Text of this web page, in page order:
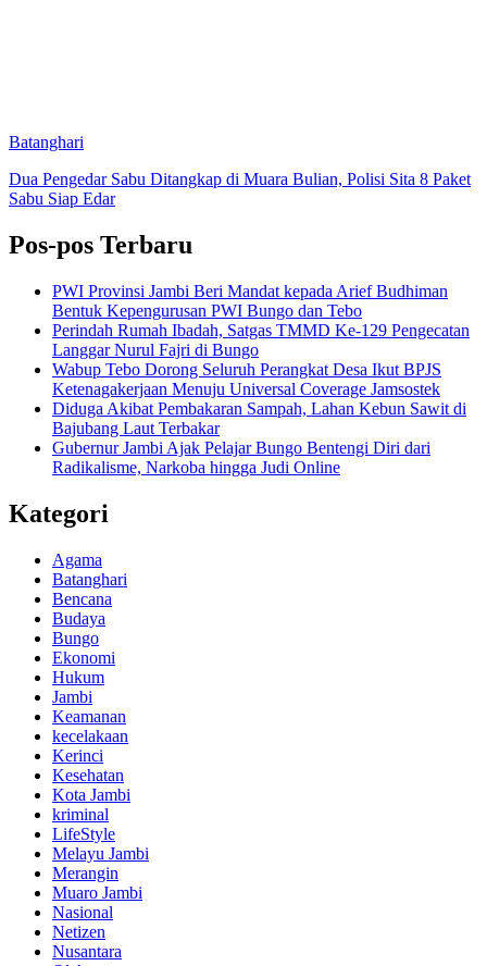
Batanghari
Dua Pengedar Sabu Ditangkap di Muara Bulian, Polisi Sita 8 Paket
Sabu Siap Edar
Pos-pos Terbaru
PWI Provinsi Jambi Beri Mandat kepada Arief Budhiman
Bentuk Kepengurusan PWI Bungo dan Tebo
Perindah Rumah Ibadah, Satgas TMMD Ke-129 Pengecatan
Langgar Nurul Fajri di Bungo
Wabup Tebo Dorong Seluruh Perangkat Desa Ikut BPJS
Ketenagakerjaan Menuju Universal Coverage Jamsostek
Diduga Akibat Pembakaran Sampah, Lahan Kebun Sawit di
Bajubang Laut Terbakar
Gubernur Jambi Ajak Pelajar Bungo Bentengi Diri dari
Radikalisme, Narkoba hingga Judi Online
Kategori
Agama
Batanghari
Bencana
Budaya
Bungo
Ekonomi
Hukum
Jambi
Keamanan
kecelakaan
Kerinci
Kesehatan
Kota Jambi
kriminal
LifeStyle
Melayu Jambi
Merangin
Muaro Jambi
Nasional
Netizen
Nusantara